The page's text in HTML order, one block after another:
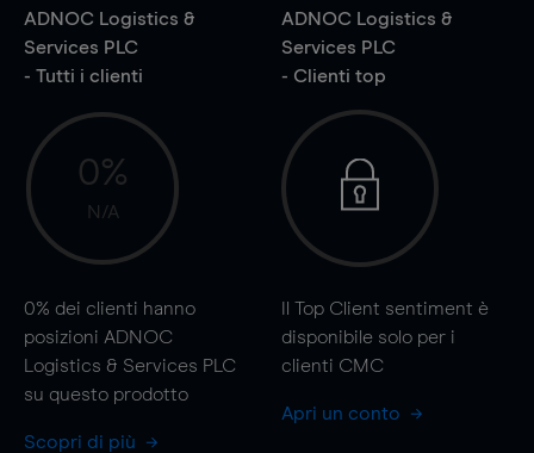
ADNOC Logistics &
Services PLC
- Tutti i clienti
0%
N/A
0% dei clienti hanno
posizioni ADNOC
Logistics & Services PLC
su questo prodotto
Scopri di più
ADNOC Logistics &
Services PLC
- Clienti top
Il Top Client sentiment è
disponibile solo per i
clienti CMC
Apri un conto